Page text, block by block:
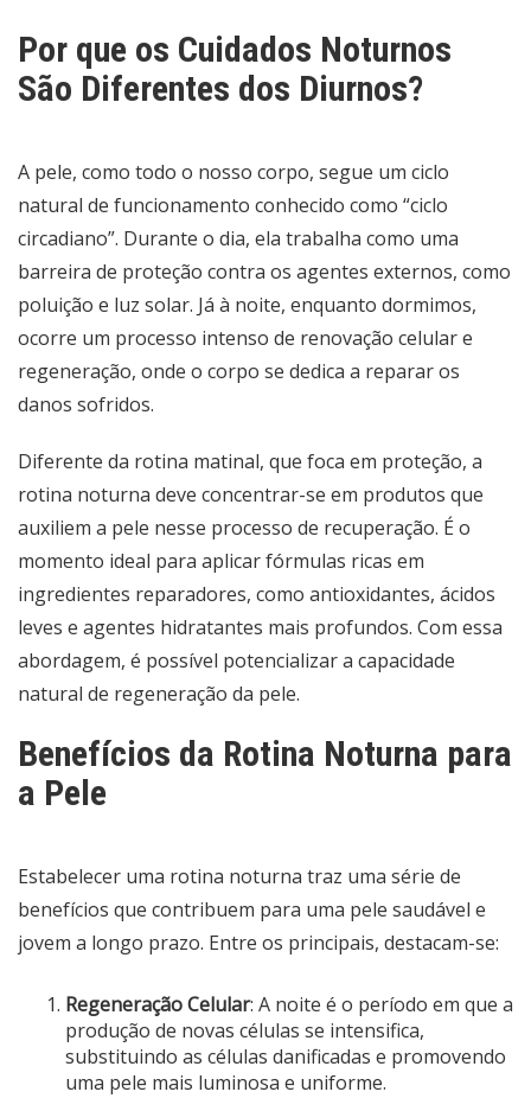
Por que os Cuidados Noturnos
São Diferentes dos Diurnos?
A pele, como todo o nosso corpo, segue um ciclo
natural de funcionamento conhecido como “ciclo
circadiano”. Durante o dia, ela trabalha como uma
barreira de proteção contra os agentes externos, como
poluição e luz solar. Já à noite, enquanto dormimos,
ocorre um processo intenso de renovação celular e
regeneração, onde o corpo se dedica a reparar os
danos sofridos.
Diferente da rotina matinal, que foca em proteção, a
rotina noturna deve concentrar-se em produtos que
auxiliem a pele nesse processo de recuperação. É o
momento ideal para aplicar fórmulas ricas em
ingredientes reparadores, como antioxidantes, ácidos
leves e agentes hidratantes mais profundos. Com essa
abordagem, é possível potencializar a capacidade
natural de regeneração da pele.
Benefícios da Rotina Noturna para
a Pele
Estabelecer uma rotina noturna traz uma série de
benefícios que contribuem para uma pele saudável e
jovem a longo prazo. Entre os principais, destacam-se:
Regeneração Celular: A noite é o período em que a
produção de novas células se intensifica,
substituindo as células danificadas e promovendo
uma pele mais luminosa e uniforme.